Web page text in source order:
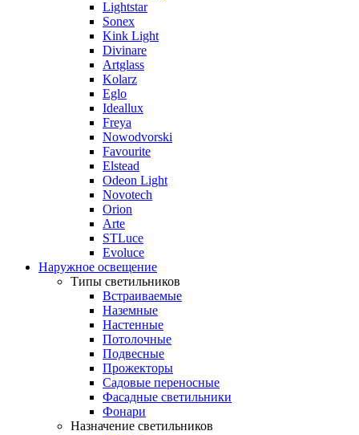
Lightstar
Sonex
Kink Light
Divinare
Artglass
Kolarz
Eglo
Ideallux
Freya
Nowodvorski
Favourite
Elstead
Odeon Light
Novotech
Orion
Arte
STLuce
Evoluce
Наружное освещение
Типы светильников
Встраиваемые
Наземные
Настенные
Потолочные
Подвесные
Прожекторы
Садовые переносные
Фасадные светильники
Фонари
Назначение светильников